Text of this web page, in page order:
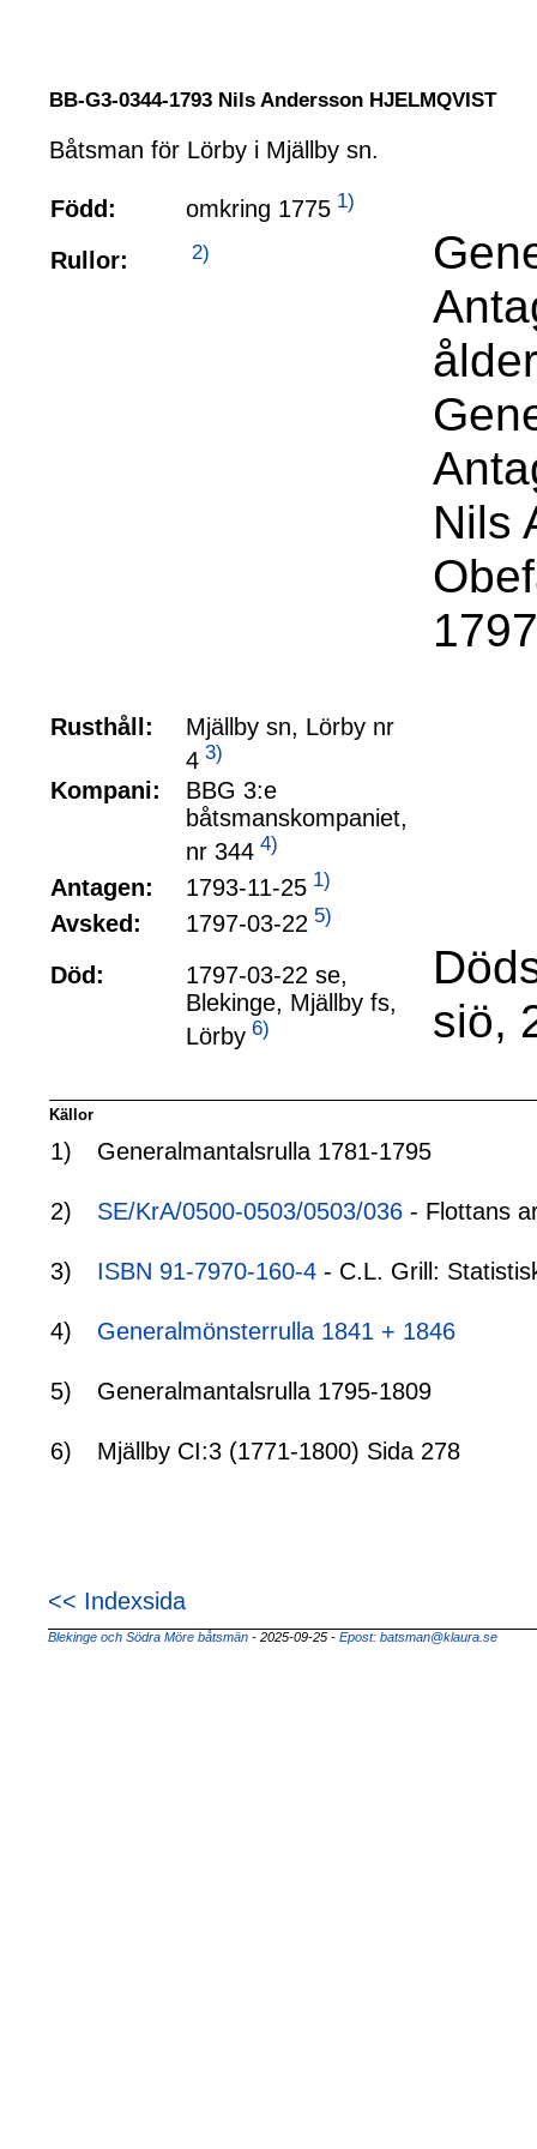
BB-G3-0344-1793 Nils Andersson HJELMQVIST
Båtsman för Lörby i Mjällby sn.
Född: omkring 1775 1)
Rullor: 2)
Nils
Rusthåll:
Mjällby sn, Lörby nr
4 3)
Kompani:
BBG 3:e
båtsmanskompaniet,
nr 344 4)
Antagen: 1793-11-25 1)
Avsked: 1797-03-22 5)
Död:
1797-03-22 se,
Blekinge, Mjällby fs,
Lörby 6)
siö,
Källor
1) Generalmantalsrulla 1781-1795
2) SE/KrA/0500-0503/0503/036 - Flottans
3) ISBN 91-7970-160-4 - C.L. Grill:
4) Generalmönsterrulla 1841 + 1846
5) Generalmantalsrulla 1795-1809
6) Mjällby CI:3 (1771-1800) Sida 278
<< Indexsida
Blekinge och Södra Möre båtsmän - 2025-09-25 - Epost: batsman@klaura.se